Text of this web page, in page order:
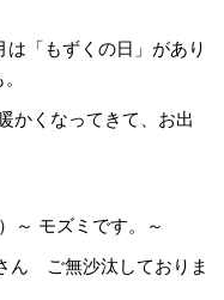
「もずくの日」があり
かくなってきて、お出
～ モズミです。～
ん ご無沙汰しておりま